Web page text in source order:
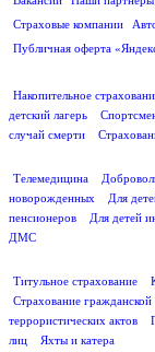
Страховые компании
Публичная оферта
Накопительное
детский лагерь
случай смерти
Телемедицина
новорожденных
Для
пенсионеров
Для детей
ДМС
Титульное страхование
Страхование гражданской
террористических актов
лиц
Яхты и катера